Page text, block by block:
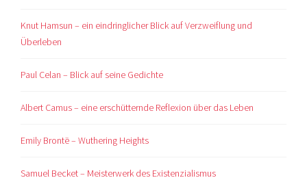
Knut Hamsun – ein eindringlicher Blick auf Verzweiflung und
Überleben
Paul Celan – Blick auf seine Gedichte
Albert Camus – eine erschütternde Reflexion über das Leben
Emily Brontë – Wuthering Heights
Samuel Becket – Meisterwerk des Existenzialismus